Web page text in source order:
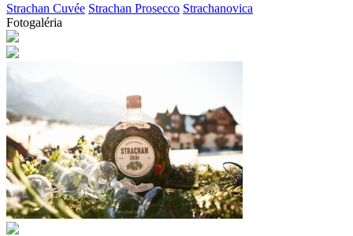
Strachan Cuvée Strachan Prosecco Strachanovica
Fotogaléria